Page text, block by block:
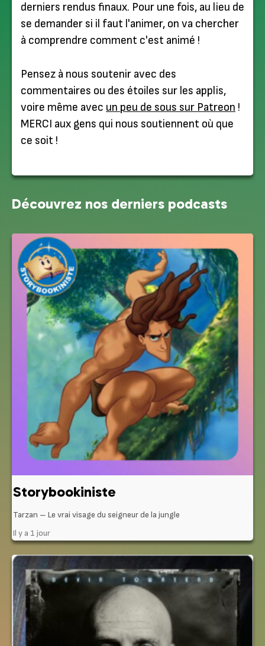
derniers rendus finaux. Pour une fois, au lieu de
se demander si il faut l'animer, on va chercher
à comprendre comment c'est animé !
Pensez à nous soutenir avec des
commentaires ou des étoiles sur les applis,
voire même avec un peu de sous sur Patreon !
MERCI aux gens qui nous soutiennent où que
ce soit !
Découvrez nos derniers podcasts
Storybookiniste
Tarzan – Le vrai visage du seigneur de la jungle
Il y a 1 jour